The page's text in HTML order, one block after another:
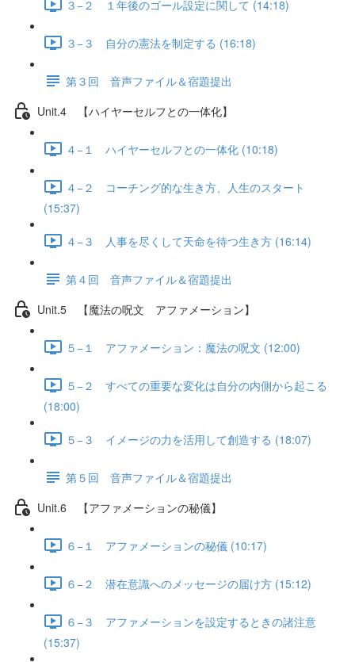
３−２ １年後のゴール設定に関して (14:18)
３−３ 自分の憲法を制定する (16:18)
第３回 音声ファイル＆宿題提出
Unit.4 【ハイヤーセルフとの一体化】
４−１ ハイヤーセルフとの一体化 (10:18)
４−２ コーチング的な生き方、人生のスタート
(15:37)
４−３ 人事を尽くして天命を待つ生き方 (16:14)
第４回 音声ファイル＆宿題提出
Unit.5 【魔法の呪文 アファメーション】
５−１ アファメーション：魔法の呪文 (12:00)
５−２ すべての重要な変化は自分の内側から起こる
(18:00)
５−３ イメージの力を活用して創造する (18:07)
第５回 音声ファイル＆宿題提出
Unit.6 【アファメーションの秘儀】
６−１ アファメーションの秘儀 (10:17)
６−２ 潜在意識へのメッセージの届け方 (15:12)
６−３ アファメーションを設定するときの諸注意
(15:37)